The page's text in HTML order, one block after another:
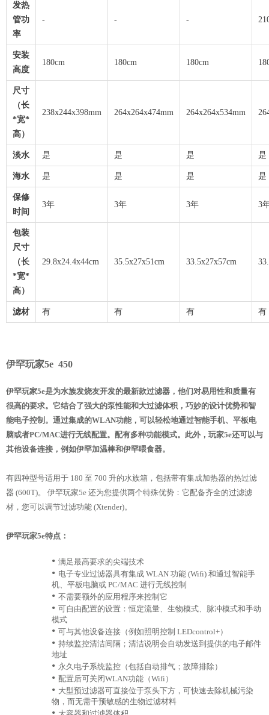
发热
管功
率
- - -
安装
高度
180cm 180cm 180cm
尺寸
（长
*宽*
高）
238x244x398mm 264x264x474mm 264x264x534mm
淡水 是 是 是 是
海水 是 是 是 是
保修
时间
3年 3年 3年 3
包装
尺寸
（长
*宽*
高）
29.8x24.4x44cm 35.5x27x51cm 33.5x27x57cm
滤材 有 有 有 有
伊罕玩家5e 450
伊罕玩家5e是为水族发烧友开发的最新款过滤器，他们对易用性和质量有
很高的要求。它结合了强大的泵性能和大过滤体积，巧妙的设计优势和智
能电子控制。通过集成的WLAN功能，可以轻松地通过智能手机、平板电
脑或者PC/MAC进行无线配置。配有多种功能模式。此外，玩家5e还可以与
其他设备连接，例如伊罕加温棒和伊罕喂食器。
有四种型号适用于 180 至 700 升的水族箱，包括带有集成加热器的热过滤
器 (600T)。 伊罕玩家5e 还为您提供两个特殊优势：它配备齐全的过滤滤
材，您可以调节过滤功能 (Xtender)。
伊罕玩家5e特点：
• 满足最高要求的尖端技术
• 电子专业过滤器具有集成 WLAN 功能 (Wifi) 和通过智能手
机、平板电脑或 PC/MAC 进行无线控制
• 不需要额外的应用程序来控制它
• 可自由配置的设置：恒定流量、生物模式、脉冲模式和手动
模式
• 可与其他设备连接（例如照明控制 LEDcontrol+）
• 持续监控清洁间隔；清洁说明会自动发送到提供的电子邮件
地址
• 永久电子系统监控（包括自动排气；故障排除）
• 配置后可关闭WLAN功能（Wifi）
• 大型预过滤器可直接位于泵头下方，可快速去除机械污染
物，而无需干预敏感的生物过滤材料
•